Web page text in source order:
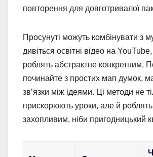
повторення для довготривалої
Просунуті можуть комбінувати з
дивіться освітні відео на
роблять абстрактне конкретним.
починайте з простих мап думок,
зв’язки між ідеями. Ці методи не
прискорюють уроки, але й
захопливим, ніби пригодницький